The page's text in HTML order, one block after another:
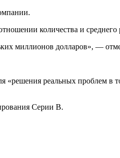
количества и
миллионов долларов», —
«решения реальных проблем в
Серии В.